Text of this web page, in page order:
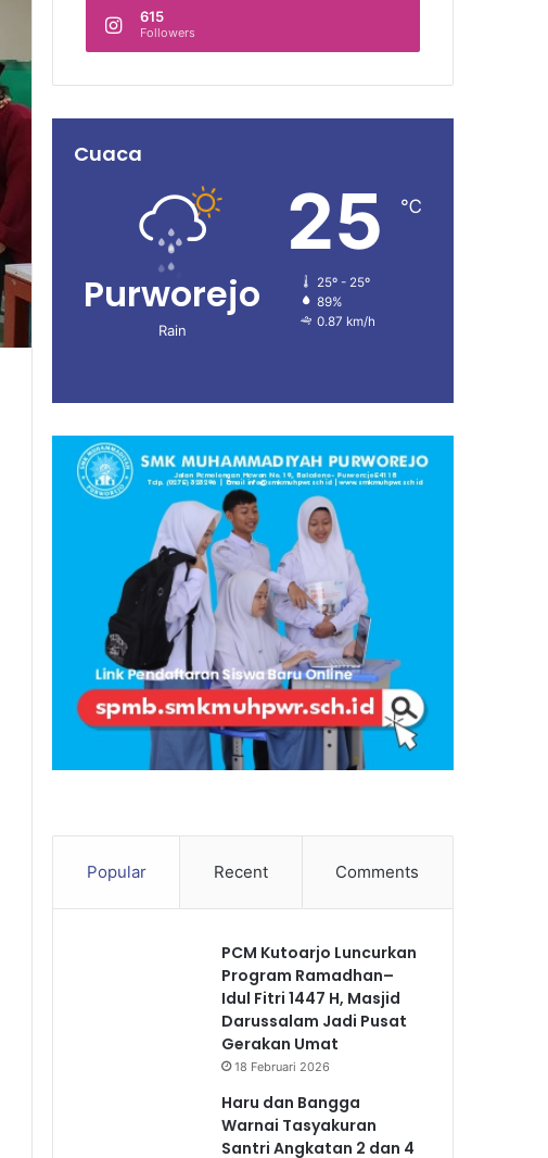
615
Followers
Cuaca
Purworejo
Rain
25 ℃
25º - 25º
89%
0.87 km/h
Popular Recent Comments
PCM Kutoarjo Luncurkan
Program Ramadhan–
Idul Fitri 1447 H, Masjid
Darussalam Jadi Pusat
Gerakan Umat
18 Februari 2026
Haru dan Bangga
Warnai Tasyakuran
Santri Angkatan 2 dan 4